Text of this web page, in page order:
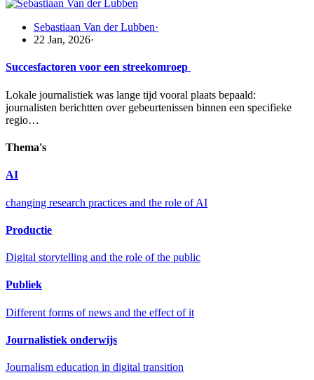
Sebastiaan Van der Lubben·
22 Jan, 2026·
Succesfactoren voor een streekomroep
Lokale journalistiek was lange tijd vooral plaats bepaald:
journalisten berichtten over gebeurtenissen binnen een specifieke
regio…
Thema's
AI
changing research practices and the role of AI
Productie
Digital storytelling and the role of the public
Publiek
Different forms of news and the effect of it
Journalistiek onderwijs
Journalism education in digital transition